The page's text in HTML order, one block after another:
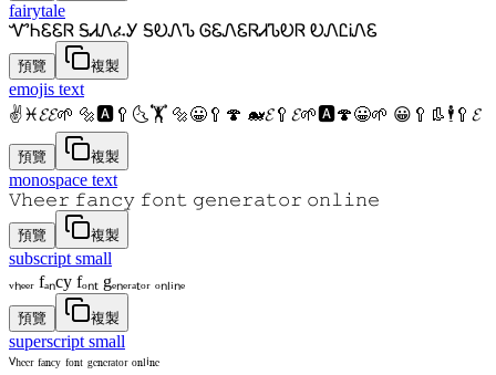
fairytale
ᏉᏂᏋᏋᏒ ᎦᏗᏁፈᎩ ᎦᎧᏁᏖ ᎶᏋᏁᏋᏒᏗᏖᎧᏒ ᎧᏁᏝᎥᏁᏋ
預覽 複製
emojis text
✌♓𝓔𝓔🌱 🔩🅰🥄🌜🏋 🔩😀🥄🍄 🐋𝓔🥄𝓔🌱🅰🍄😀🌱 😀🥄👢🕴🥄𝓔
預覽 複製
monospace text
𝚅𝚑𝚎𝚎𝚛 𝚏𝚊𝚗𝚌𝚢 𝚏𝚘𝚗𝚝 𝚐𝚎𝚗𝚎𝚛𝚊𝚝𝚘𝚛 𝚘𝚗𝚕𝚒𝚗𝚎
預覽 複製
subscript small
ᵥₕₑₑᵣ fₐₙcy fₒₙₜ gₑₙₑᵣₐₜₒᵣ ₒₙₗᵢₙₑ
預覽 複製
superscript small
ⱽʰᵉᵉʳ ᶠᵃⁿᶜʸ ᶠᵒⁿᵗ ᵍᵉⁿᵉʳᵃᵗᵒʳ ᵒⁿˡⁱⁿᵉ